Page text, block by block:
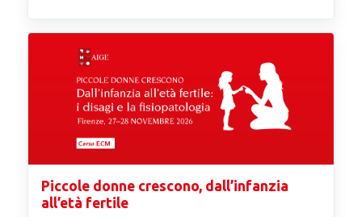
Piccole donne crescono, dall’infanzia
all’età fertile